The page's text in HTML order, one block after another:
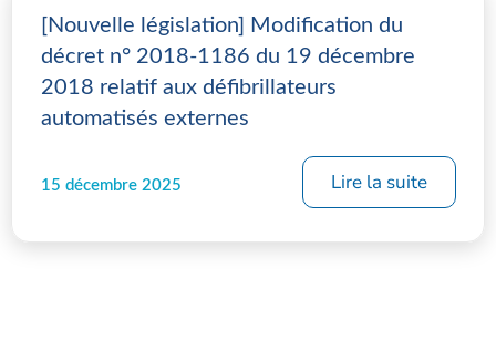
[Nouvelle législation] Modification du
décret n° 2018-1186 du 19 décembre
2018 relatif aux défibrillateurs
automatisés externes
15 décembre 2025 Lire la suite